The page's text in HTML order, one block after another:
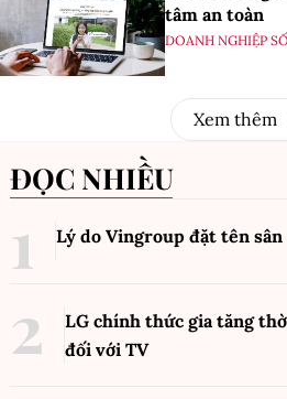
tâm an toàn
DOANH NGHIỆP SỐ
Xem thêm
ĐỌC NHIỀU
Lý do Vingroup đặt tên sân
LG chính thức gia tăng
đối với TV